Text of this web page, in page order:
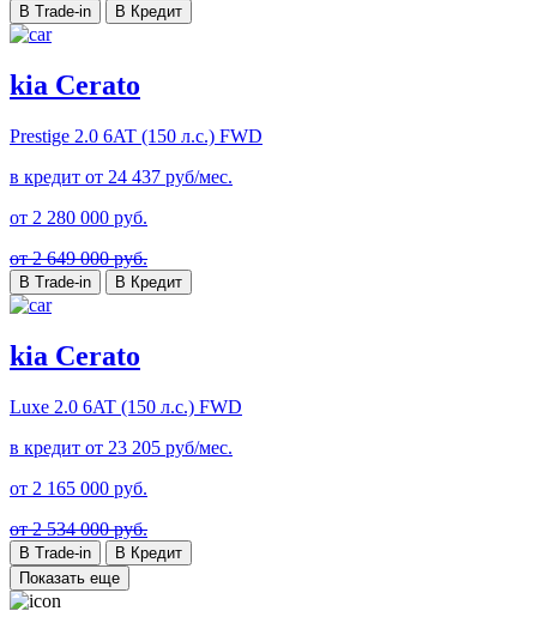
В Trade-in В Кредит
kia Cerato
Prestige 2.0 6AT (150 л.с.) FWD
в кредит от 24 437 руб/мес.
от 2 280 000 руб.
от 2 649 000 руб.
В Trade-in В Кредит
kia Cerato
Luxe 2.0 6AT (150 л.с.) FWD
в кредит от 23 205 руб/мес.
от 2 165 000 руб.
от 2 534 000 руб.
В Trade-in
В Кредит
Показать еще